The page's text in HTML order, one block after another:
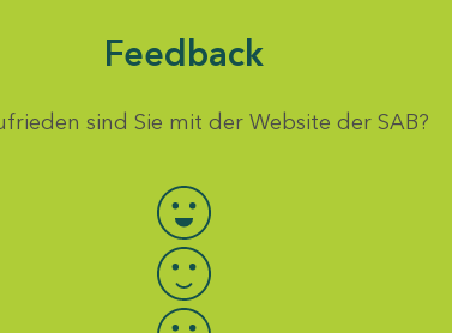
Feedback
sind Sie mit der Website der SAB?
Bewertung auswählen